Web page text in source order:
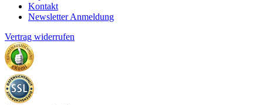
Kontakt
Newsletter Anmeldung
Vertrag widerrufen